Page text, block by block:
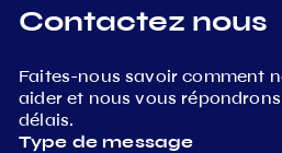
Contactez nous
Faites-nous savoir comment
aider et nous vous
délais.
Type de message